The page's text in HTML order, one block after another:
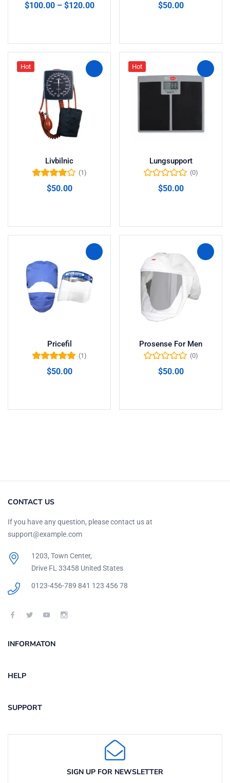
5.00de 5
$100.00 – $120.00 $50.00
Hot
Livbilnic
de 5
(1)
$50.00
Hot
Lungsupport
(0)
$50.00
Pricefil
de 5
(1)
$50.00
Prosense For Men
(0)
$50.00
CONTACT US
If you have any question, please contact us at
support@example.com
1203, Town Center,
Drive FL 33458 United States
0123-456-789 841 123 456 78
INFORMATON
HELP
SUPPORT
SIGN UP FOR NEWSLETTER